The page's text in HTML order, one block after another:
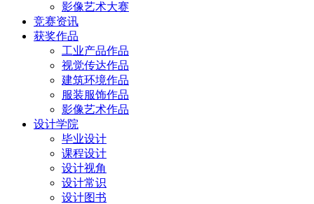
影像艺术大赛
竞赛资讯
获奖作品
工业产品作品
视觉传达作品
建筑环境作品
服装服饰作品
影像艺术作品
设计学院
毕业设计
课程设计
设计视角
设计常识
设计图书